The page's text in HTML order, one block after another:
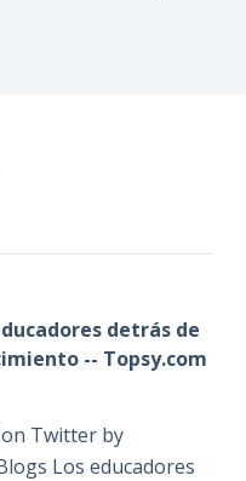
detrás de
-- Topsy.com
Twitter by
Los educadores